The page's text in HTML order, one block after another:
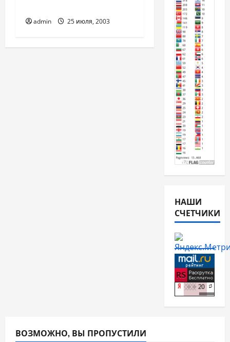
admin 25 июля, 2003
НАШИ
СЧЕТЧИКИ
ВОЗМОЖНО, ВЫ ПРОПУСТИЛИ